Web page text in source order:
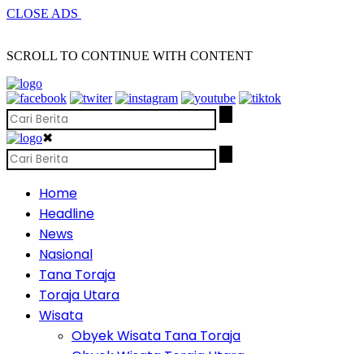
CLOSE ADS
SCROLL TO CONTINUE WITH CONTENT
✖
Home
Headline
News
Nasional
Tana Toraja
Toraja Utara
Wisata
Obyek Wisata Tana Toraja